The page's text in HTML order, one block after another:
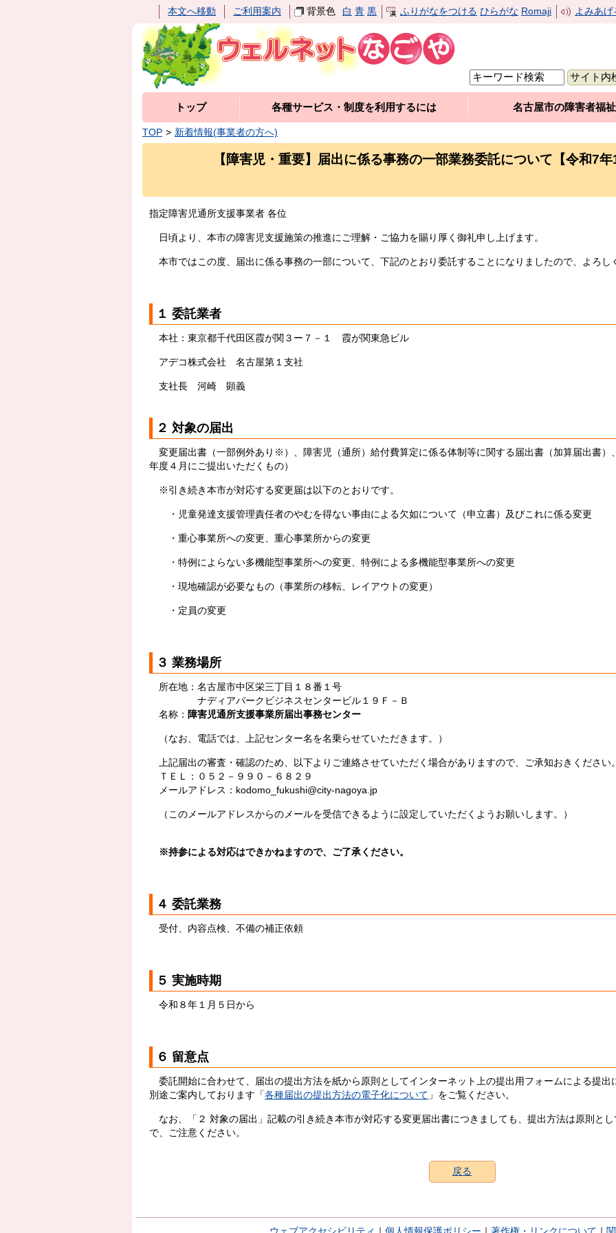
本文へ移動 ご利用案内 背景色 白 青 黒 ふりがなをつける ひらがな Romaji よみあげ
トップ 各種サービス・制度を利用するには 名古屋市の障害者福
TOP 新着情報(事業者の方へ)
【障害児・重要】届出に係る事務の一部業務委託について【令和7
指定障害児通所支援事業者 各位
日頃より、本市の障害児支援施策の推進にご理解・ご協力を賜り厚く御礼申し上げます。
本市ではこの度、届出に係る事務の一部について、下記のとおり委託することになりましたので、よろし
１ 委託業者
本社：東京都千代田区霞が関３ー７－１ 霞が関東急ビル
アデコ株式会社 名古屋第１支社
支社長 河崎 顕義
２ 対象の届出
変更届出書（一部例外あり※）、障害児（通所）給付費算定に係る体制等に関する届出書（加算届出書）
年度４月にご提出いただくもの）
※引き続き本市が対応する変更届は以下のとおりです。
・児童発達支援管理責任者のやむを得ない事由による欠如について（申立書）及びこれに係る変更
・重心事業所への変更、重心事業所からの変更
・特例によらない多機能型事業所への変更、特例による多機能型事業所への変更
・現地確認が必要なもの（事業所の移転、レイアウトの変更）
・定員の変更
３ 業務場所
所在地：名古屋市中区栄三丁目１８番１号
ナディアパークビジネスセンタービル１９Ｆ－Ｂ
名称： 障害児通所支援事業所届出事務センター
（なお、電話では、上記センター名を名乗らせていただきます。）
上記届出の審査・確認のため、以下よりご連絡させていただく場合がありますので、ご承知おきください
ＴＥＬ：０５２－９９０－６８２９
メールアドレス：kodomo_fukushi@city-nagoya.jp
（このメールアドレスからのメールを受信できるように設定していただくようお願いします。）
※持参による対応はできかねますので、ご了承ください。
４ 委託業務
受付、内容点検、不備の補正依頼
５ 実施時期
令和８年１月５日から
６ 留意点
委託開始に合わせて、届出の提出方法を紙から原則としてインターネット上の提出用フォームによる提出
別途ご案内しております「 各種届出の提出方法の電子化について 」をご覧ください。
なお、「２ 対象の届出」記載の引き続き本市が対応する変更届出書につきましても、提出方法は原則と
で、ご注意ください。
戻る